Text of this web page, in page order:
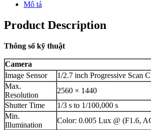
Mô tả
Product Description
Thông số kỹ thuật
Camera
Image Sensor
1/2.7 inch Progressive Scan
Max.
Resolution
2560 × 1440
Shutter Time
1/3 s to 1/100,000 s
Min.
Illumination
Color: 0.005 Lux @ (F1.6,